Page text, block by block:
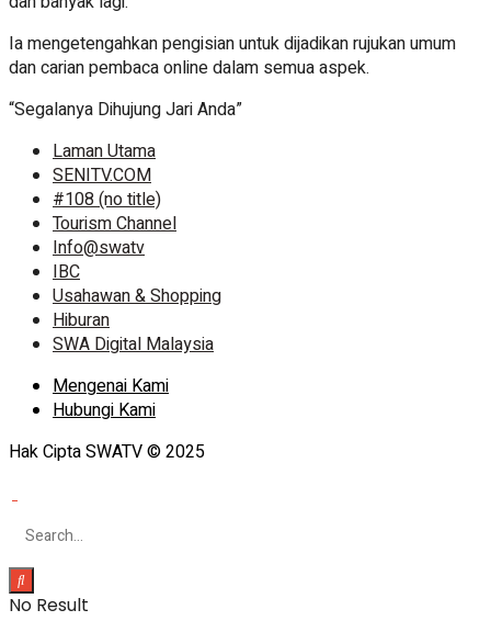
Ia mengetengahkan pengisian untuk dijadikan rujukan umum
dan carian pembaca online dalam semua aspek.
“Segalanya Dihujung Jari Anda”
Laman Utama
SENITV.COM
#108 (no title)
Tourism Channel
Info@swatv
IBC
Usahawan & Shopping
Hiburan
SWA Digital Malaysia
Mengenai Kami
Hubungi Kami
Hak Cipta SWATV © 2025
No Result